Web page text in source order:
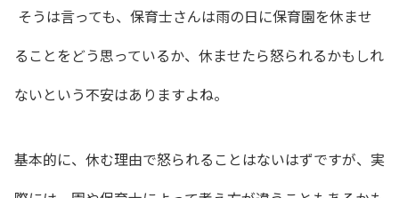
そうは言っても、 保育士さんは雨の日に保育園を休ませ
ることをどう思っているか、休ませたら怒られるかもしれ
ないという不安はありますよね。
基本的に、休む理由で怒られることはないはずですが、 実